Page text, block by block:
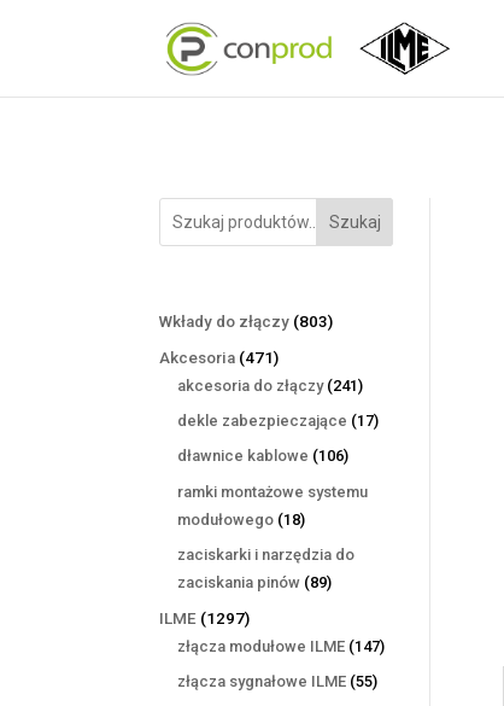
Szukaj
Wkłady do złączy 803803
Akcesoria 471471
produktów
akcesoria do złączy 241241
produktów
dekle zabezpieczające 1717
dławnice kablowe 106106
ramki montażowe systemu
modułowego 1818
produktów
zaciskarki i narzędzia do
zaciskania pinów 8989
ILME 12971297
produktów
złącza modułowe ILME 147147
złącza sygnałowe ILME 5555